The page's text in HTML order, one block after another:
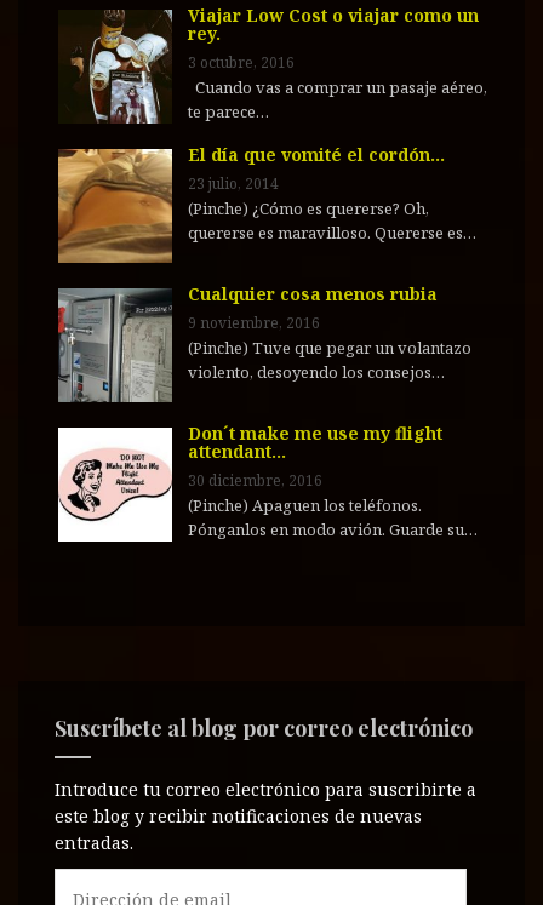
Viajar Low Cost o viajar como un
rey.
3 octubre, 2016
Cuando vas a comprar un pasaje aéreo,
te parece…
El día que vomité el cordón…
23 julio, 2014
(Pinche) ¿Cómo es quererse? Oh,
quererse es maravilloso. Quererse es…
Cualquier cosa menos rubia
9 noviembre, 2016
(Pinche) Tuve que pegar un volantazo
violento, desoyendo los consejos…
Don´t make me use my flight
attendant…
30 diciembre, 2016
(Pinche) Apaguen los teléfonos.
Pónganlos en modo avión. Guarde su…
Suscríbete al blog por correo electrónico
Introduce tu correo electrónico para suscribirte a
este blog y recibir notificaciones de nuevas
entradas.